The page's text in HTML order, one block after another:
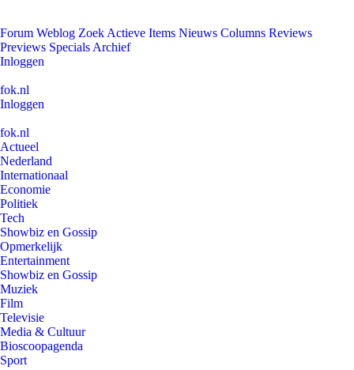
Forum Weblog Zoek Actieve Items Nieuws Columns Reviews
Previews Specials Archief
Inloggen
fok.nl
Inloggen
fok.nl
Actueel
Nederland
Internationaal
Economie
Politiek
Tech
Showbiz en Gossip
Opmerkelijk
Entertainment
Showbiz en Gossip
Muziek
Film
Televisie
Media & Cultuur
Bioscoopagenda
Sport